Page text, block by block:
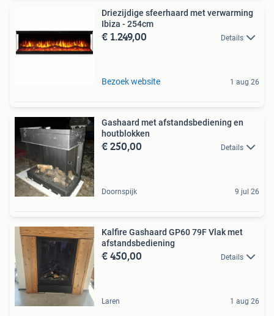
Driezijdige sfeerhaard met verwarming
Ibiza - 254cm
€ 1.249,00 Details
Bezoek website 1 aug 26
Gashaard met afstandsbediening en
houtblokken
€ 250,00 Details
Doornspijk 9 jul 26
Kalfire Gashaard GP60 79F Vlak met
afstandsbediening
€ 450,00 Details
Laren 1 aug 26